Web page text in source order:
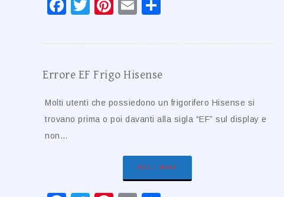
Facebook
Twitter
Pinterest
Email
Errore EF Frigo Hisense​​
Molti utenti che possiedono un frigorifero Hisense si
trovano prima o poi davanti alla sigla “EF” sul display e
non…
READ MORE